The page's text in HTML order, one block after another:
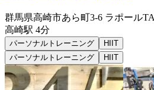
群馬県高崎市あら町3-6 ラポール
高崎駅 4分
パーソナルトレーニング
HIIT
パーソナルトレーニング
HIIT